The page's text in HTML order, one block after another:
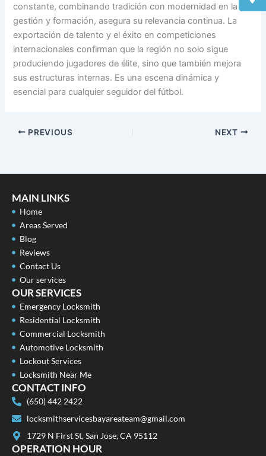
constante, combinando tradición con modernidad en la
gestión y formación, asegura su relevancia continua. La
exportación de talento y el éxito en competiciones
internacionales confirman que la región no solo sigue
produciendo jugadores de élite, sino que también mejora
sus estructuras internas. Es una escena dinámica y
esencial para cualquier seguidor del fútbol.
PREVIOUS NEXT
MAIN LINKS
Home
Areas Served
Blog
Reviews
Contact Us
Our services
OUR SERVICES
Emergency Locksmith
Residential Locksmith
Commercial Locksmith
Automotive Locksmith
Lockout Services
Locksmith Near Me
CONTACT INFO
(650) 442 2422
locksmithservicesbayareateam@gmail.com
1729 N First St, San Jose, CA 95112
OPERATION HOUR